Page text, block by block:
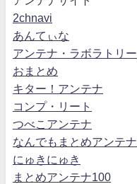
2chnavi
あんてぃな
アンテナ・ラボラトリー
おまとめ
キター！アンテナ
コンプ・リート
つべこアンテナ
なんでもまとめアンテナ
にゅきにゅき
まとめアンテナ100